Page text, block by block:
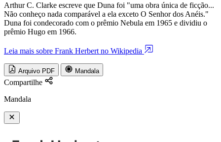
Arthur C. Clarke escreve que Duna foi "uma obra única de ficção...
Não conheço nada comparável a ela exceto O Senhor dos Anéis."
Duna foi condecorado com o prêmio Nebula em 1965 e dividiu o
prêmio Hugo em 1966.
Leia mais sobre Frank Herbert no Wikipedia
Arquivo PDF Mandala
Compartilhe
Mandala